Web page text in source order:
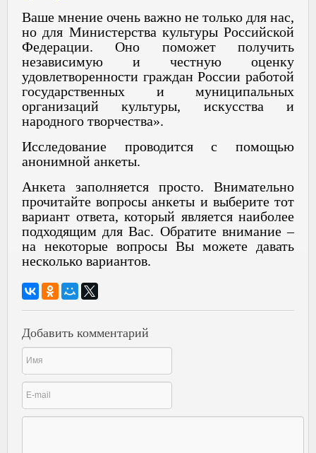
Ваше мнение очень важно не только для нас,
но для Министерства культуры Российской
Федерации. Оно поможет получить
независимую и честную оценку
удовлетворенности граждан России работой
государственных и муниципальных
организаций культуры, искусства и
народного творчества».
Исследование проводится с помощью
анонимной анкеты.
Анкета заполняется просто. Внимательно
прочитайте вопросы анкеты и выберите тот
вариант ответа, который является наиболее
подходящим для Вас. Обратите внимание –
на некоторые вопросы Вы можете давать
несколько вариантов.
Добавить комментарий